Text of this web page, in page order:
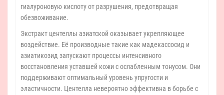
гиалуроновую кислоту от разрушения, предотвращая
обезвоживание.
Экстракт центеллы азиатской оказывает укрепляющее
воздействие. Её производные такие как мадекассосид и
азиатикозид запускают процессы интенсивного
восстановления уставшей кожи с ослабленным тонусом. Они
поддерживают оптимальный уровень упругости и
эластичности. Центелла невероятно эффективна в борьбе с